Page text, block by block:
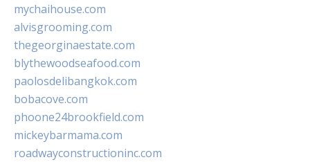
mychaihouse.com
alvisgrooming.com
thegeorginaestate.com
blythewoodseafood.com
paolosdelibangkok.com
bobacove.com
phoone24brookfield.com
mickeybarmama.com
roadwayconstructioninc.com